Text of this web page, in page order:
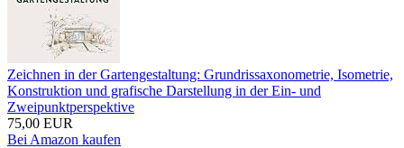
Zeichnen in der Gartengestaltung: Grundrissaxonometrie, Isometrie,
Konstruktion und grafische Darstellung in der Ein- und
Zweipunktperspektive
75,00 EUR
Bei Amazon kaufen